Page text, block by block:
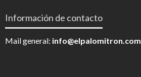
Información de contacto
Mail general: info@elpalomitron.com